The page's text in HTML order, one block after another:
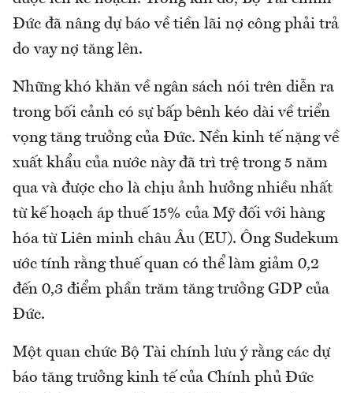
Đức đã nâng dự báo về tiền lãi nợ công phải trả
do vay nợ tăng lên.
Những khó khăn về ngân sách nói trên diễn ra
trong bối cảnh có sự bấp bênh kéo dài về triển
vọng tăng trưởng của Đức. Nền kinh tế nặng về
xuất khẩu của nước này đã trì trệ trong 5 năm
qua và được cho là chịu ảnh hưởng nhiều nhất
từ kế hoạch áp thuế 15% của Mỹ đối với hàng
hóa từ Liên minh châu Âu (EU). Ông Sudekum
ước tính rằng thuế quan có thể làm giảm 0,2
đến 0,3 điểm phần trăm tăng trưởng GDP của
Đức.
Một quan chức Bộ Tài chính lưu ý rằng các dự
báo tăng trưởng kinh tế của Chính phủ Đức